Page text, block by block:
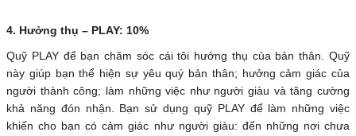
4. Hưởng thụ – PLAY: 10%
Quỹ PLAY để bạn chăm sóc cái tôi hưởng thụ của bản thân. Quỹ
này giúp bạn thể hiện sự yêu quý bản thân; hưởng cảm giác của
người thành công; làm những việc như người giàu và tăng cường
khả năng đón nhận. Bạn sử dụng quỹ PLAY để làm những việc
khiến cho bạn có cảm giác như người giàu: đến những nơi chưa